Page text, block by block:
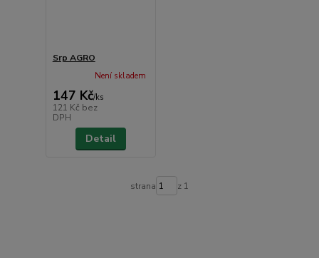
Srp AGRO
147 Kč/ks
121 Kč bez
DPH
Není skladem
Detail
strana z 1